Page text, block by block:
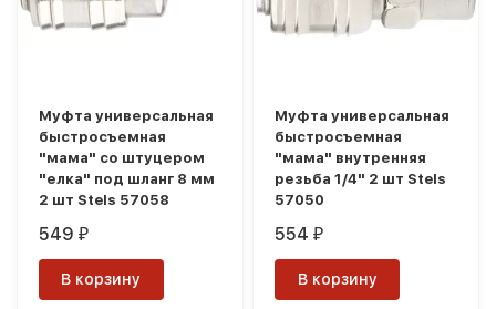
Муфта универсальная
быстросъемная
"мама" со штуцером
"елка" под шланг 8 мм
2 шт Stels 57058
549₽
В корзину
Муфта универсальная
быстросъемная
"мама" внутренняя
резьба 1/4" 2 шт Stels
57050
554₽
В корзину